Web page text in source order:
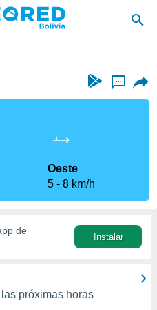
...
Oeste
5
8 km/h
de
Instalar
próximas horas